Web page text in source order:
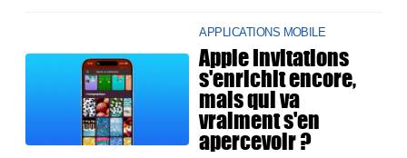
APPLICATIONS MOBILE
Apple Invitations
s'enrichit encore,
mais qui va
vraiment s'en
apercevoir ?